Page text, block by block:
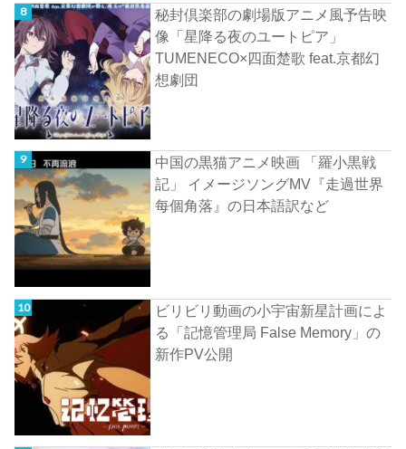
秘封倶楽部の劇場版アニメ風予告映
像「星降る夜のユートピア」
TUMENECO×四面楚歌 feat.京都幻
想劇団
中国の黒猫アニメ映画 「羅小黒戦
記」 イメージソングMV『走過世界
每個角落』の日本語訳など
ビリビリ動画の小宇宙新星計画によ
る「記憶管理局 False Memory」の
新作PV公開